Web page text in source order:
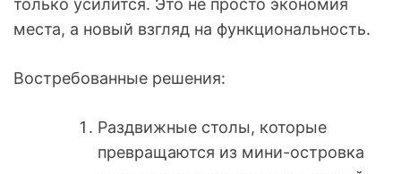
места, а новый взгляд на функциональность.
Востребованные решения:
Раздвижные столы, которые
превращаются из мини-островка